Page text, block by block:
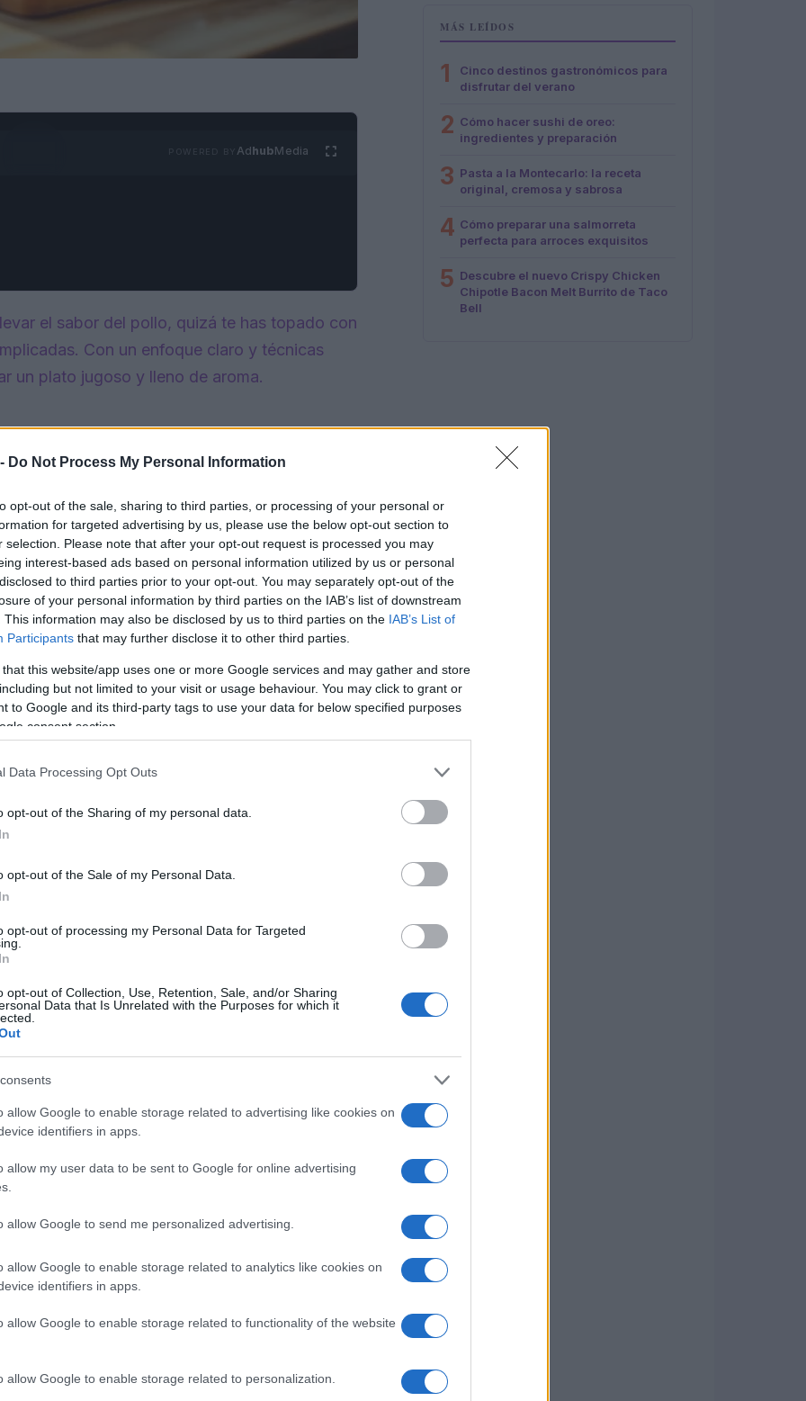
Do Not Process My Personal Information
opt-out of the sale, sharing to third parties, or processing of your personal or
for targeted advertising by us, please use the below opt-out section to
selection. Please note that after your opt-out request is processed you may
interest-based ads based on personal information utilized by us or personal
to third parties prior to your opt-out. You may separately opt-out of the
of your personal information by third parties on the IAB’s list of downstream
This information may also be disclosed by us to third parties on the IAB’s List of
Participants that may further disclose it to other third parties.
that this website/app uses one or more Google services and may gather and store
but not limited to your visit or usage behaviour. You may click to grant or
to Google and its third-party tags to use your data for below specified purposes
consent section.
Data Processing Opt Outs
opt-out of the Sharing of my personal data.
opt-out of the Sale of my Personal Data.
opt-out of processing my Personal Data for Targeted
opt-out of Collection, Use, Retention, Sale, and/or Sharing
Data that Is Unrelated with the Purposes for which it
allow Google to enable storage related to advertising like cookies on
identifiers in apps.
allow my user data to be sent to Google for online advertising
allow Google to send me personalized advertising.
allow Google to enable storage related to analytics like cookies on
identifiers in apps.
allow Google to enable storage related to functionality of the website
allow Google to enable storage related to personalization.
AdhubMedia
el sabor del pollo, quizá te has topado con
Con un enfoque claro y técnicas
un plato jugoso y lleno de aroma.
la jugosidad
por lo menos 30 minutos antes de cocinarla
retenga su humedad. Actúa como una barrera
garantizando así una textura tierna.
sal en dos litros de agua fría. Sumerge las
Si tienes un tiempo limitado, un
helada también ayuda. Al retirar el pollo,
de añadir la capa de especias.
pimentón dulce, ajo en polvo y una pizca de
de oliva y frota la mezcla sobre la carne. El
cualquier punto de cocción que
la instantánea.
MÁS LEÍDOS
1
Cinco destinos gastronómicos para
disfrutar del verano
2 Cómo hacer sushi de oreo:
ingredientes y preparación
3 Pasta a la Montecarlo: la receta
original, cremosa y sabrosa
4 Cómo preparar una salmorreta
perfecta para arroces exquisitos
5 Descubre el nuevo Crispy Chicken
Chipotle Bacon Melt Burrito de Taco
Bell